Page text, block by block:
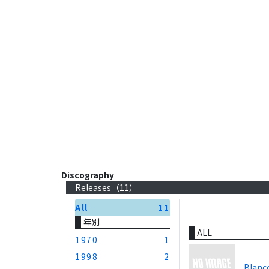
Discography
Releases（11）
All
11
年別
1970
1
1998
2
ALL